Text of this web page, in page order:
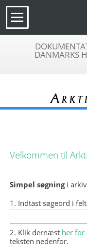
DANMARKS
Velkommen til
Simpel søgningi
1. Indtast søgeord i
2. Klik dernæst her for
teksten nedenfor.